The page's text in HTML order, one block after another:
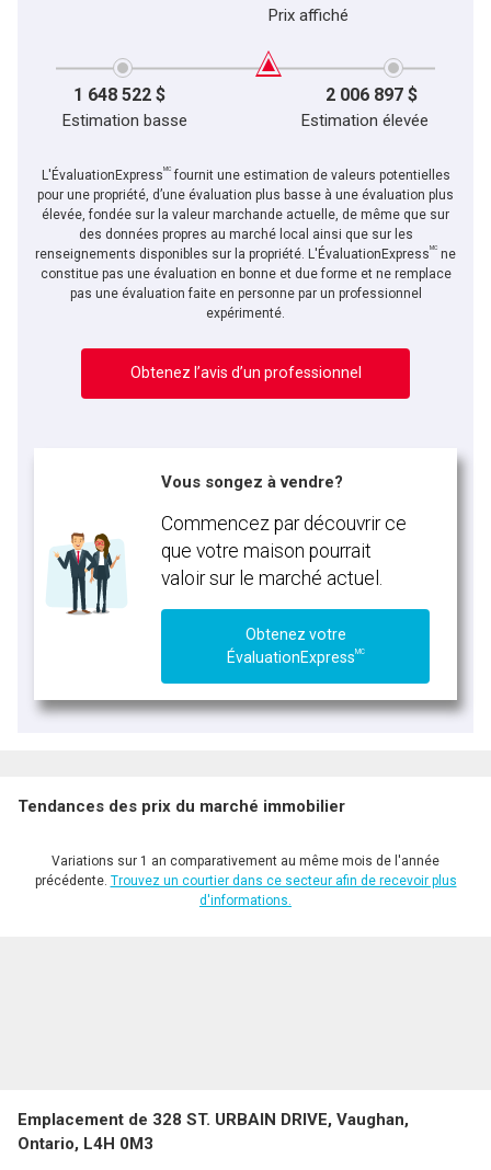
Prix affiché
1 648 522 $ 2 006 897 $
Estimation basse Estimation élevée
L'ÉvaluationExpressMCfournit une estimation de valeurs potentielles
pour une propriété, d’une évaluation plus basse à une évaluation plus
élevée, fondée sur la valeur marchande actuelle, de même que sur
des données propres au marché local ainsi que sur les
renseignements disponibles sur la propriété. L'ÉvaluationExpressMC ne
constitue pas une évaluation en bonne et due forme et ne remplace
pas une évaluation faite en personne par un professionnel
expérimenté.
Obtenez l’avis d’un professionnel
Vous songez à vendre?
Commencez par découvrir ce
que votre maison pourrait
valoir sur le marché actuel.
Obtenez votre
ÉvaluationExpressMC
Tendances des prix du marché immobilier
Variations sur 1 an comparativement au même mois de l'année
précédente. Trouvez un courtier dans ce secteur afin de recevoir plus
d'informations.
Emplacement de 328 ST. URBAIN DRIVE, Vaughan,
Ontario, L4H 0M3